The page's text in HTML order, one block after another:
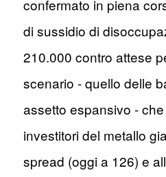
confermato in piena
di sussidio di
210.000 contro attese
scenario - quello delle
assetto espansivo -
investitori del metallo
spread (oggi a 126) e